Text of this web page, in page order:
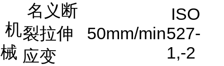
机
械
名义断
裂拉伸
应变
50mm/min
ISO
527-
1,-2